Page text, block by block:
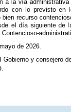
a la vía
con lo previsto en
recurso
el día siguiente de
de 2026.
Gobierno y consejero